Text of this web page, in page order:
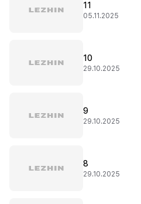
11
05.11.2025
10
29.10.2025
9
29.10.2025
8
29.10.2025